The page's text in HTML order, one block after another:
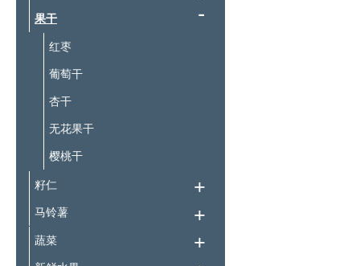
果干
红枣
葡萄干
杏干
无花果干
樱桃干
籽仁
马铃薯
蔬菜